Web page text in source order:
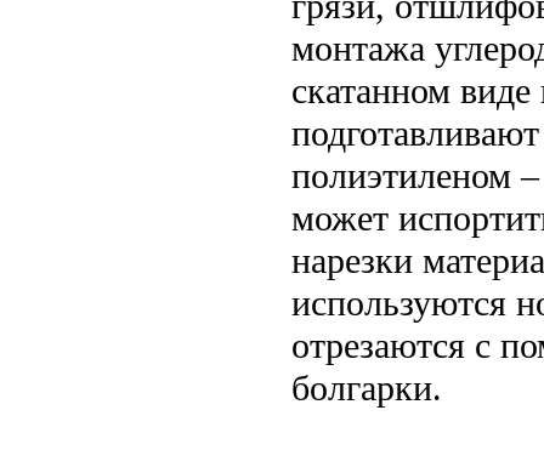
монтажа
скатанном
полиэтиленом
может
нарезки
используются
отрезаются с
болгарки.